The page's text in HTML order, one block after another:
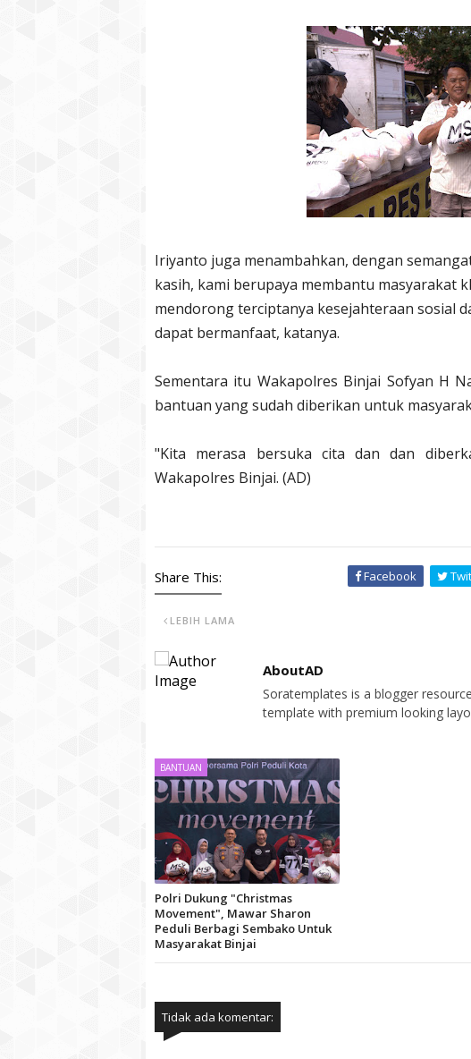
Iriyanto juga menambahkan, dengan
kasih, kami berupaya membantu masyarakat
mendorong terciptanya kesejahteraan sosial
dapat bermanfaat, katanya.
Sementara itu Wakapolres Binjai Sofyan H
bantuan yang sudah diberikan untuk
"Kita merasa bersuka cita dan dan
Wakapolres Binjai. (AD)
Share This: Facebook
LEBIH LAMA
AboutAD
Soratemplates is a blogger
template with premium looking
BANTUAN
Polri Dukung "Christmas
Movement", Mawar Sharon
Peduli Berbagi Sembako Untuk
Masyarakat Binjai
Tidak ada komentar: